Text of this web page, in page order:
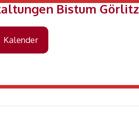
Bistum Görlitz
Kalender